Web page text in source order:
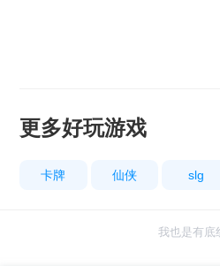
更多好玩游戏
卡牌 仙侠 slg
我也是有底